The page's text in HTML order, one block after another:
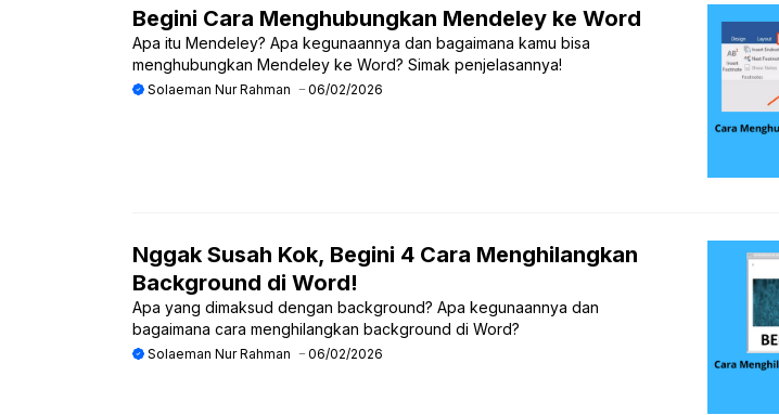
Begini Cara Menghubungkan Mendeley ke Word
Apa itu Mendeley? Apa kegunaannya dan bagaimana kamu bisa
menghubungkan Mendeley ke Word? Simak penjelasannya!
Solaeman Nur Rahman 06/02/2026
Nggak Susah Kok, Begini 4 Cara Menghilangkan
Background di Word!
Apa yang dimaksud dengan background? Apa kegunaannya dan
bagaimana cara menghilangkan background di Word?
Solaeman Nur Rahman 06/02/2026